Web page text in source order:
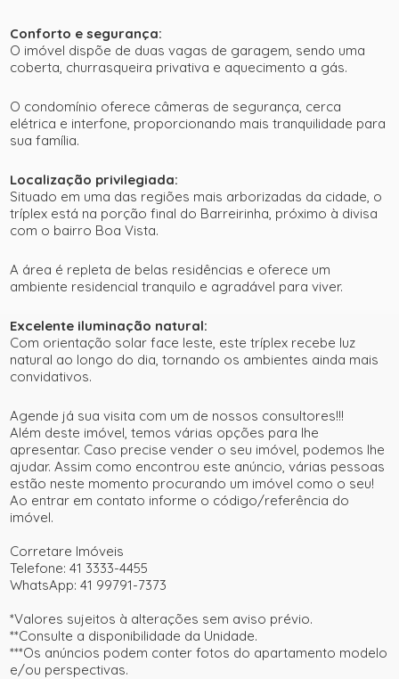
Conforto e segurança:
O imóvel dispõe de duas vagas de garagem, sendo uma
coberta, churrasqueira privativa e aquecimento a gás.
O condomínio oferece câmeras de segurança, cerca
elétrica e interfone, proporcionando mais tranquilidade para
sua família.
Localização privilegiada:
Situado em uma das regiões mais arborizadas da cidade, o
tríplex está na porção final do Barreirinha, próximo à divisa
com o bairro Boa Vista.
A área é repleta de belas residências e oferece um
ambiente residencial tranquilo e agradável para viver.
Excelente iluminação natural:
Com orientação solar face leste, este tríplex recebe luz
natural ao longo do dia, tornando os ambientes ainda mais
convidativos.
Agende já sua visita com um de nossos consultores!!!
Além deste imóvel, temos várias opções para lhe
apresentar. Caso precise vender o seu imóvel, podemos lhe
ajudar. Assim como encontrou este anúncio, várias pessoas
estão neste momento procurando um imóvel como o seu!
Ao entrar em contato informe o código/referência do
imóvel.
Corretare Imóveis
Telefone: 41 3333-4455
WhatsApp: 41 99791-7373
*Valores sujeitos à alterações sem aviso prévio.
**Consulte a disponibilidade da Unidade.
***Os anúncios podem conter fotos do apartamento modelo
e/ou perspectivas.